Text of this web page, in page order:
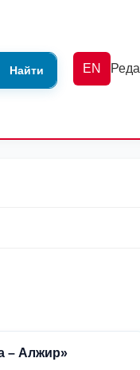
Найти EN
– Алжир»